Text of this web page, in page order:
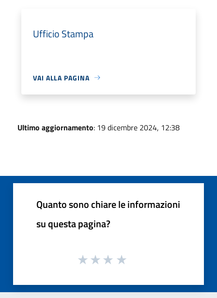
Ufficio Stampa
VAI ALLA PAGINA
Ultimo aggiornamento: 19 dicembre 2024, 12:38
Quanto sono chiare le informazioni
su questa pagina?